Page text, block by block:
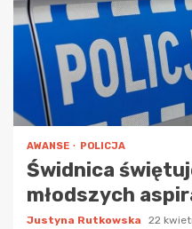
AWANSE POLICJA
Świdnica
młodszych
Justyna Rutkowska 22